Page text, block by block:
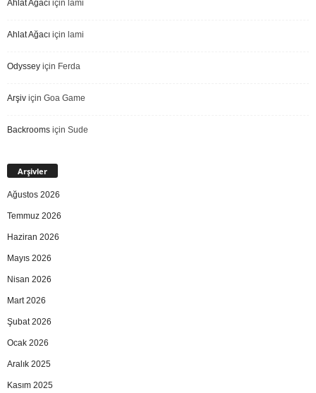
Ahlat Ağacı için lami
Ahlat Ağacı için lami
Odyssey için Ferda
Arşiv için Goa Game
Backrooms için Sude
Arşivler
Ağustos 2026
Temmuz 2026
Haziran 2026
Mayıs 2026
Nisan 2026
Mart 2026
Şubat 2026
Ocak 2026
Aralık 2025
Kasım 2025